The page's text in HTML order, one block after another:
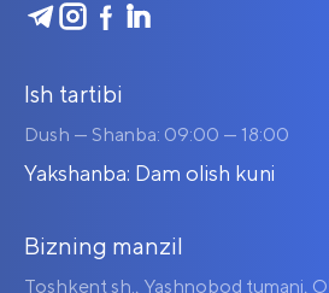
Ish tartibi
Dush — Shanba: 09:00 — 18:00
Yakshanba: Dam olish kuni
Bizning manzil
Toshkent sh., Yashnobod tumani,